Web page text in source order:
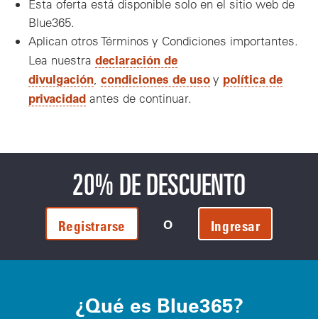
Esta oferta está disponible solo en el sitio web de
Blue365.
Aplican otros Términos y Condiciones importantes.
Lea nuestra declaración de
divulgación, condiciones de usoy política de
privacidad antes de continuar.
20% DE DESCUENTO
Registrarse O Ingresar
¿Qué es Blue365?